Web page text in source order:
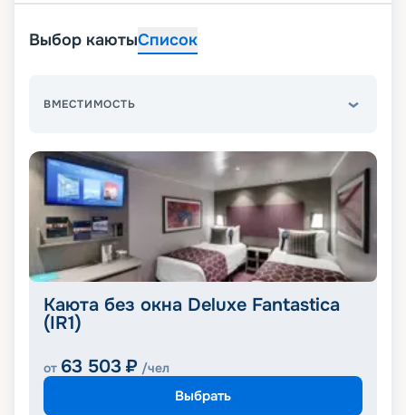
Выбор каютыСписок
ВМЕСТИМОСТЬ
Каюта без окна Deluxe Fantastica
(IR1)
от 63 503 ₽ /чел
Выбрать